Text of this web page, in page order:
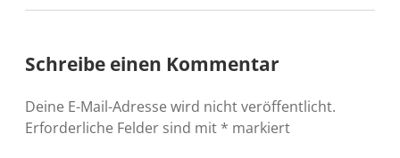
Schreibe einen Kommentar
Deine E-Mail-Adresse wird nicht veröffentlicht.
Erforderliche Felder sind mit * markiert